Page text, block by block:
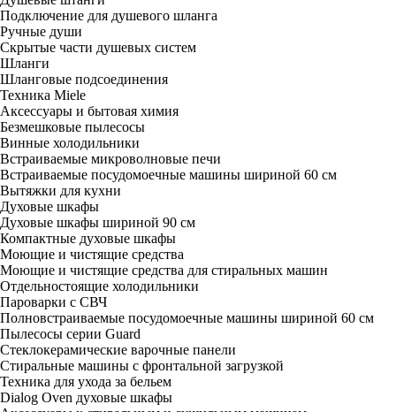
Подключение для душевого шланга
Ручные души
Скрытые части душевых систем
Шланги
Шланговые подсоединения
Техника Miele
Аксессуары и бытовая химия
Безмешковые пылесосы
Винные холодильники
Встраиваемые микроволновые печи
Встраиваемые посудомоечные машины шириной 60 см
Вытяжки для кухни
Духовые шкафы
Духовые шкафы шириной 90 см
Компактные духовые шкафы
Моющие и чистящие средства
Моющие и чистящие средства для стиральных машин
Отдельностоящие холодильники
Пароварки с СВЧ
Полновстраиваемые посудомоечные машины шириной 60 см
Пылесосы серии Guard
Стеклокерамические варочные панели
Стиральные машины с фронтальной загрузкой
Техника для ухода за бельем
Dialog Oven духовые шкафы